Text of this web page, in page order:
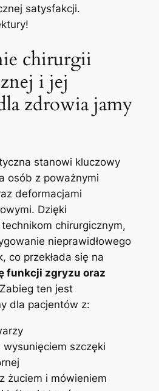
satysfakcji.
chirurgii
i ⁤jej⁤
⁤zdrowia ‍jamy
stanowi⁤ kluczowy
osób z poważnymi
deformacjami
⁢Dzięki
chirurgicznym,
nieprawidłowego
​co przekłada się na
‌funkcji zgryzu​ oraz⁣
ten​ jest
dla pacjentów ⁤z:
wysunięciem szczęki​
żuciem i mówieniem